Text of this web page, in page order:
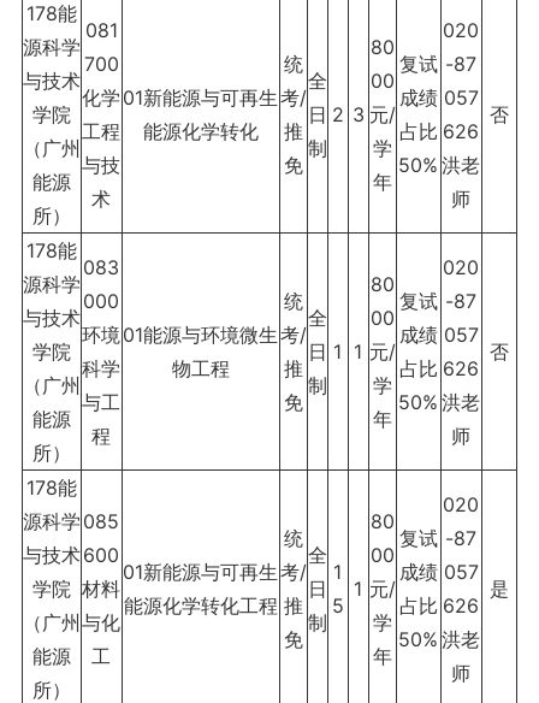
178能
源科学
与技术
学院
（广州
能源
所）
081
700
化学
工程
与技
术
01新能源与可再生
能源化学转化
统
考/
推
免
全
日
制
2 3
80
00
元/
学
年
复试
成绩
占比
50%
020
-87
057
626
洪老
师
否
178能
源科学
与技术
学院
（广州
能源
所）
083
000
环境
科学
与工
程
01能源与环境微生
物工程
统
考/
推
免
全
日
制
1 1
80
00
元/
学
年
复试
成绩
占比
50%
020
-87
057
626
洪老
师
否
178能
源科学
与技术
学院
（广州
能源
所）
085
600
材料
与化
工
01新能源与可再生
能源化学转化工程
统
考/
推
免
全
日
制
1
5
1
80
00
元/
学
年
复试
成绩
占比
50%
020
-87
057
626
洪老
师
是